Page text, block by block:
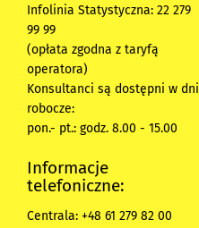
Infolinia Statystyczna: 22 279
99 99
(opłata zgodna z taryfą
operatora)
Konsultanci są dostępni w dni
robocze:
pon.- pt.: godz. 8.00 - 15.00
Informacje
telefoniczne:
Centrala: +48 61 279 82 00